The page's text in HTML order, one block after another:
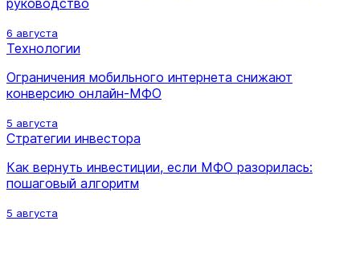
руководство
6 августа
Технологии
Ограничения мобильного интернета снижают
конверсию онлайн-МФО
5 августа
Стратегии инвестора
Как вернуть инвестиции, если МФО разорилась:
пошаговый алгоритм
5 августа